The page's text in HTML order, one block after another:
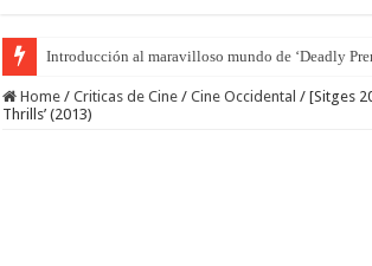
Introducción al maravilloso mundo de ‘Deadly
Home / Criticas de Cine / Cine Occidental / [Sitges
Thrills’ (2013)